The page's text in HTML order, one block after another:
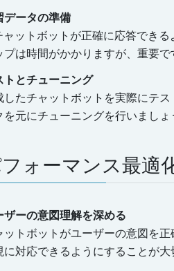
データの準備
ャットボットが正確に応答でき
プは時間がかかりますが、重要で
トとチューニング
したチャットボットを実際にテ
を元にチューニングを行いましょ
ォーマンス最適
ザーの意図理解を深める
ットボットがユーザーの意図を
に対応できるようにすることが大